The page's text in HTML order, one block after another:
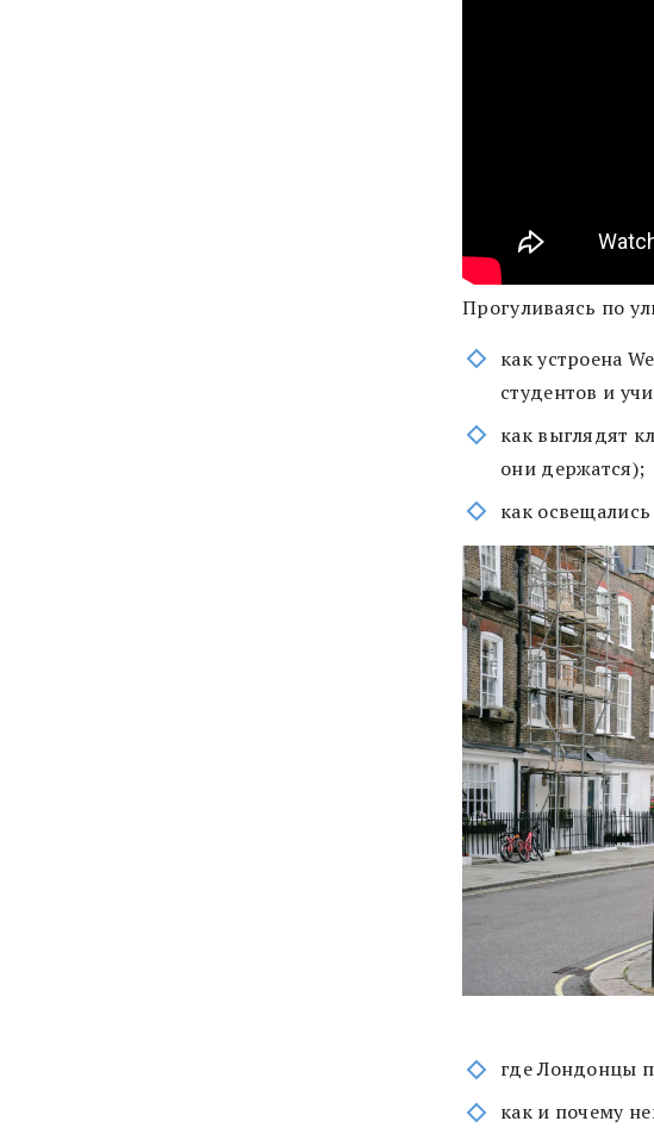
Прогуливаясь по
как устроена
студентов и
как выглядят
они держатся);
как
где Лондонцы
как и почему